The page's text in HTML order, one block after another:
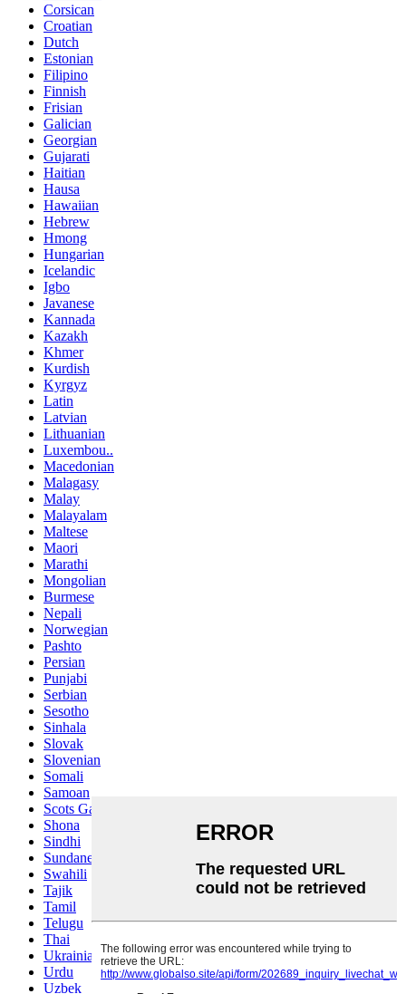
Corsican
Croatian
Dutch
Estonian
Filipino
Finnish
Frisian
Galician
Georgian
Gujarati
Haitian
Hausa
Hawaiian
Hebrew
Hmong
Hungarian
Icelandic
Igbo
Javanese
Kannada
Kazakh
Khmer
Kurdish
Kyrgyz
Latin
Latvian
Lithuanian
Luxembou..
Macedonian
Malagasy
Malay
Malayalam
Maltese
Maori
Marathi
Mongolian
Burmese
Nepali
Norwegian
Pashto
Persian
Punjabi
Serbian
Sesotho
Sinhala
Slovak
Slovenian
Somali
Samoan
Scots Gaelic
Shona
Sindhi
Sundanese
Swahili
Tajik
Tamil
Telugu
Thai
Ukrainian
Urdu
Uzbek